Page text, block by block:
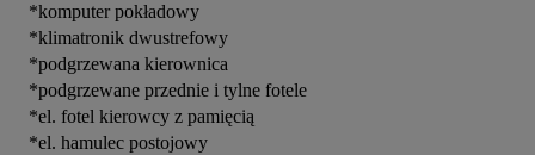
*komputer pokładowy
*klimatronik dwustrefowy
*podgrzewana kierownica
*podgrzewane przednie i tylne fotele
*el. fotel kierowcy z pamięcią
*el. hamulec postojowy